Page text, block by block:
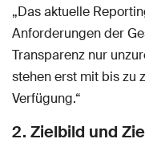
„Das aktuelle
Anforderungen der
Transparenz nur
stehen erst mit bis zu
Verfügung.“
2. Zielbild und